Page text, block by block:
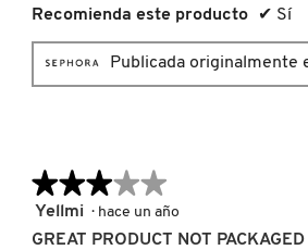
MAKEUP BY MARIO
MEDICUBE
Recomienda este producto ✔ Sí
Publicada originalmente
★★★★★
★★★★★
3
de
Yellmi · hace un año
GREAT PRODUCT NOT